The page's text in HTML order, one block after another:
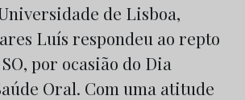
de Lisboa,
Luís respondeu ao repto
por ocasião do Dia
Oral. Com uma atitude